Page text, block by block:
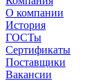
О компании
История
ГОСТы
Сертификаты
Поставщики
Вакансии